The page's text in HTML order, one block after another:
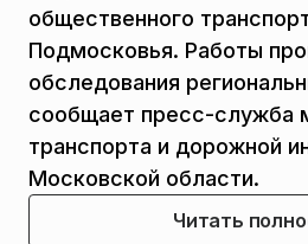
общественного
Подмосковья. Работы
обследования
сообщает пресс-служба
транспорта и дорожной
Московской области.
Читать